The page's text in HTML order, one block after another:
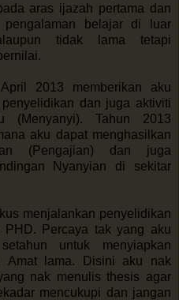
aras ijazah pertama dan
belajar di luar
tidak lama tetapi
2013 memberikan aku
dan juga aktiviti
(Menyanyi). Tahun 2013
aku dapat menghasilkan
(Pengajian) dan juga
Nyanyian di sekitar
menjalankan penyelidikan
Percaya tak yang aku
untuk menyiapkan
Amat lama. Disini aku nak
nak menulis thesis agar
mencukupi dan jangan